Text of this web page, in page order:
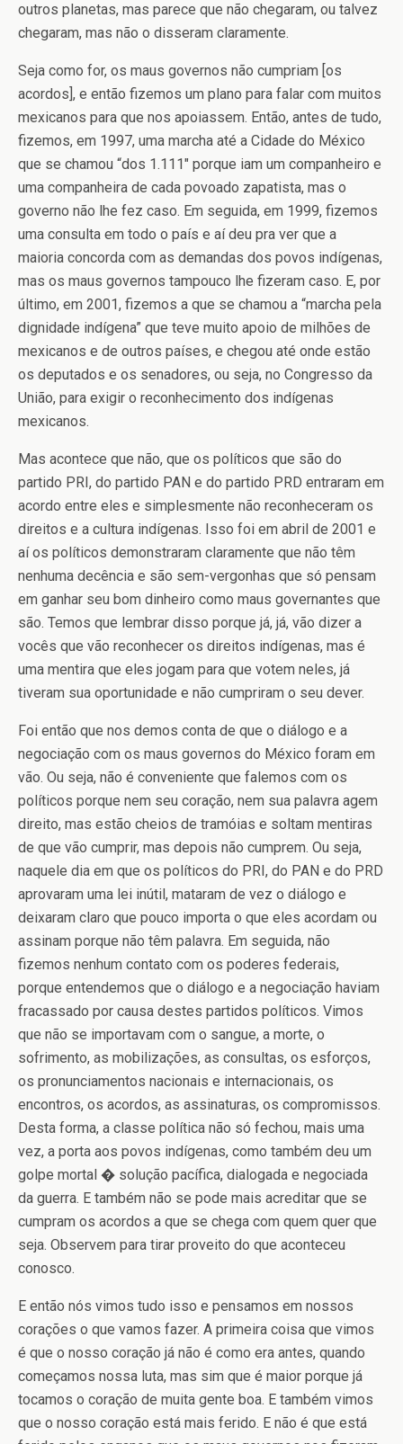
outros planetas, mas parece que não chegaram, ou talvez
chegaram, mas não o disseram claramente.
Seja como for, os maus governos não cumpriam [os
acordos], e então fizemos um plano para falar com muitos
mexicanos para que nos apoiassem. Então, antes de tudo,
fizemos, em 1997, uma marcha até a Cidade do México
que se chamou “dos 1.111″ porque iam um companheiro e
uma companheira de cada povoado zapatista, mas o
governo não lhe fez caso. Em seguida, em 1999, fizemos
uma consulta em todo o país e aí deu pra ver que a
maioria concorda com as demandas dos povos indígenas,
mas os maus governos tampouco lhe fizeram caso. E, por
último, em 2001, fizemos a que se chamou a “marcha pela
dignidade indígena” que teve muito apoio de milhões de
mexicanos e de outros países, e chegou até onde estão
os deputados e os senadores, ou seja, no Congresso da
União, para exigir o reconhecimento dos indígenas
mexicanos.
Mas acontece que não, que os políticos que são do
partido PRI, do partido PAN e do partido PRD entraram em
acordo entre eles e simplesmente não reconheceram os
direitos e a cultura indígenas. Isso foi em abril de 2001 e
aí os políticos demonstraram claramente que não têm
nenhuma decência e são sem-vergonhas que só pensam
em ganhar seu bom dinheiro como maus governantes que
são. Temos que lembrar disso porque já, já, vão dizer a
vocês que vão reconhecer os direitos indígenas, mas é
uma mentira que eles jogam para que votem neles, já
tiveram sua oportunidade e não cumpriram o seu dever.
Foi então que nos demos conta de que o diálogo e a
negociação com os maus governos do México foram em
vão. Ou seja, não é conveniente que falemos com os
políticos porque nem seu coração, nem sua palavra agem
direito, mas estão cheios de tramóias e soltam mentiras
de que vão cumprir, mas depois não cumprem. Ou seja,
naquele dia em que os políticos do PRI, do PAN e do PRD
aprovaram uma lei inútil, mataram de vez o diálogo e
deixaram claro que pouco importa o que eles acordam ou
assinam porque não têm palavra. Em seguida, não
fizemos nenhum contato com os poderes federais,
porque entendemos que o diálogo e a negociação haviam
fracassado por causa destes partidos políticos. Vimos
que não se importavam com o sangue, a morte, o
sofrimento, as mobilizações, as consultas, os esforços,
os pronunciamentos nacionais e internacionais, os
encontros, os acordos, as assinaturas, os compromissos.
Desta forma, a classe política não só fechou, mais uma
vez, a porta aos povos indígenas, como também deu um
golpe mortal � solução pacífica, dialogada e negociada
da guerra. E também não se pode mais acreditar que se
cumpram os acordos a que se chega com quem quer que
seja. Observem para tirar proveito do que aconteceu
conosco.
E então nós vimos tudo isso e pensamos em nossos
corações o que vamos fazer. A primeira coisa que vimos
é que o nosso coração já não é como era antes, quando
começamos nossa luta, mas sim que é maior porque já
tocamos o coração de muita gente boa. E também vimos
que o nosso coração está mais ferido. E não é que está